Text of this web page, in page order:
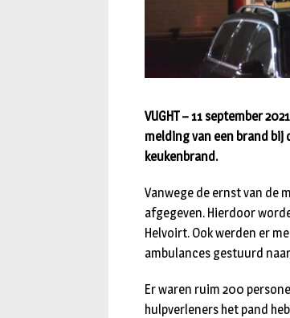
VUGHT – 11 september
melding van een brand bij
keukenbrand.
Vanwege de ernst van de
afgegeven. Hierdoor
Helvoirt. Ook werden er
ambulances gestuurd
Er waren ruim 200
hulpverleners het pand